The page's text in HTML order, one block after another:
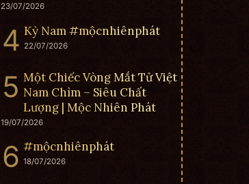
23/07/2026
Kỳ Nam #mộcnhiênphát
22/07/2026
Một Chiếc Vòng Mắt Tử Việt
Nam Chìm – Siêu Chất
Lượng | Mộc Nhiên Phát
19/07/2026
#mộcnhiênphát
18/07/2026